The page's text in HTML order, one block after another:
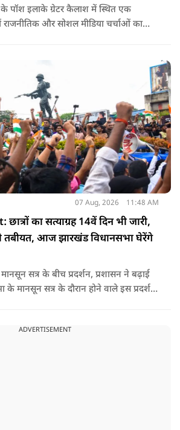
पॉश इलाके ग्रेटर कैलाश में स्थित एक
और सोशल मीडिया चर्चाओं का
07 Aug, 2026 11:48 AM
का सत्याग्रह 14वें दिन भी जारी,
तबीयत, आज झारखंड विधानसभा घेरेंगे
पर आयोजित किया जा रहा है.
ADVERTISEMENT